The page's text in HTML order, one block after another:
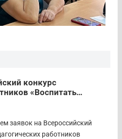
конкурс
«Воспитать
заявок на Всероссийский
работников